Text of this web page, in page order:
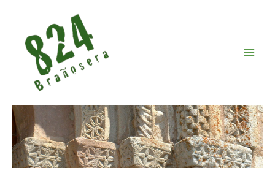
contenido